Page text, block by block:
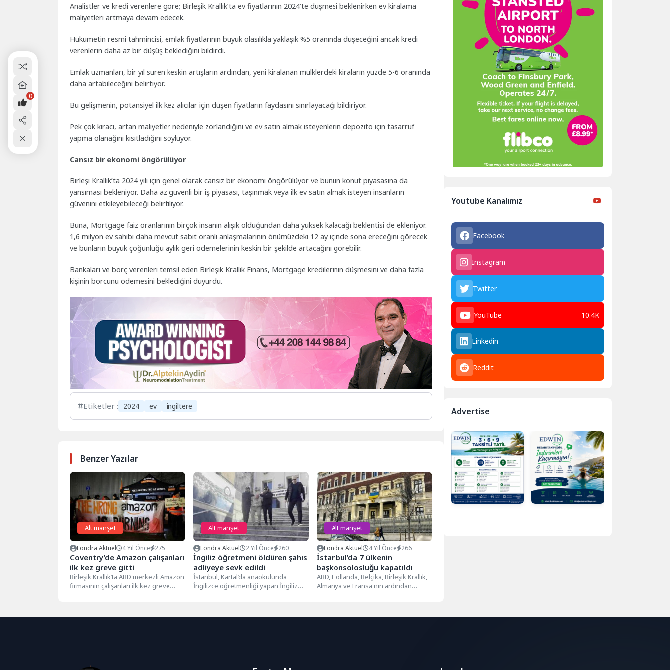
Analistler ve kredi verenlere göre; Birleşik Krallık’ta ev fiyatlarının 2024’te düşmesi beklenirken ev kiralama
maliyetleri artmaya devam edecek.
Hükümetin resmi tahmincisi, emlak fiyatlarının büyük olasılıkla yaklaşık %5 oranında düşeceğini ancak kredi
verenlerin daha az bir düşüş beklediğini bildirdi.
Emlak uzmanları, bir yıl süren keskin artışların ardından, yeni kiralanan mülklerdeki kiraların yüzde 5-6 oranında
daha artabileceğini belirtiyor.
Bu gelişmenin, potansiyel ilk kez alıcılar için düşen fiyatların faydasını sınırlayacağı bildiriyor.
Pek çok kiracı, artan maliyetler nedeniyle zorlandığını ve ev satın almak isteyenlerin depozito için tasarruf
yapma olanağını kısıtladığını söylüyor.
Cansız bir ekonomi öngörülüyor
Birleşi Krallık’ta 2024 yılı için genel olarak cansız bir ekonomi öngörülüyor ve bunun konut piyasasına da
yansıması bekleniyor. Daha az güvenli bir iş piyasası, taşınmak veya ilk ev satın almak isteyen insanların
güvenini etkileyebileceği belirtiliyor.
Buna, Mortgage faiz oranlarının birçok insanın alışık olduğundan daha yüksek kalacağı beklentisi de ekleniyor.
1,6 milyon ev sahibi daha mevcut sabit oranlı anlaşmalarının önümüzdeki 12 ay içinde sona ereceğini görecek
ve bunların büyük çoğunluğu aylık geri ödemelerinin keskin bir şekilde artacağını görebilir.
Bankaları ve borç verenleri temsil eden Birleşik Krallık Finans, Mortgage kredilerinin düşmesini ve daha fazla
kişinin borcunu ödemesini beklediğini duyurdu.
Etiketler : 2024 ev ingiltere
Benzer Yazılar
Alt manşet
Londra Aktuel 4 Yıl Önce 275
Coventry’de Amazon çalışanları
ilk kez greve gitti
Birleşik Krallık’ta ABD merkezli Amazon
firmasının çalışanları ilk kez greve
Alt manşet
Londra Aktuel 2 Yıl Önce 260
İngiliz öğretmeni öldüren şahıs
adliyeye sevk edildi
İstanbul, Kartal’da anaokulunda
İngilizce öğretmenliği yapan İngiliz
Alt manşet
Londra Aktuel 4 Yıl Önce 266
İstanbul’da 7 ülkenin
başkonsolosluğu kapatıldı
ABD, Hollanda, Belçika, Birleşik Krallık,
Almanya ve Fransa'nın ardından
Youtube Kanalımız
Facebook
Instagram
Twitter
YouTube 10.4K
Linkedin
Reddit
Advertise
0